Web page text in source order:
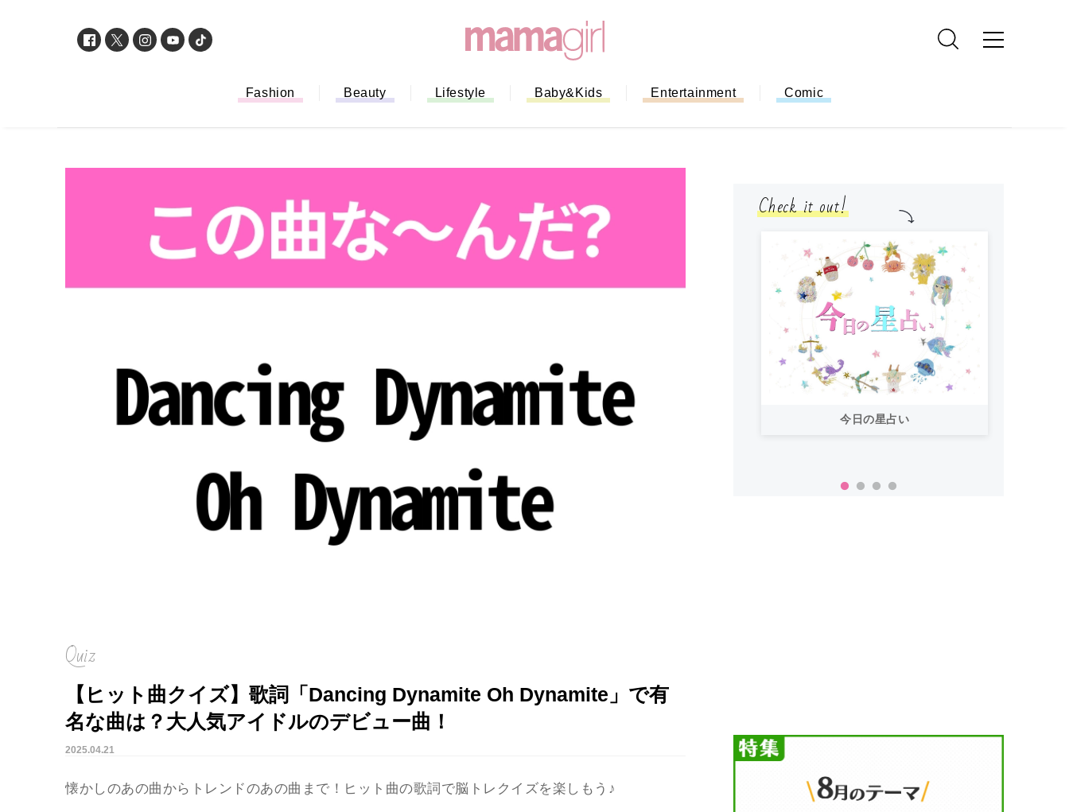
Fashion Beauty Lifestyle Baby&Kids Entertainment Comic
Quiz
【ヒット曲クイズ】歌詞「Dancing Dynamite Oh Dynamite」で有
名な曲は？大人気アイドルのデビュー曲！
2025.04.21
懐かしのあの曲からトレンドのあの曲まで！ヒット曲の歌詞で脳トレクイズを楽しもう♪
Check it out!
今日の星占い